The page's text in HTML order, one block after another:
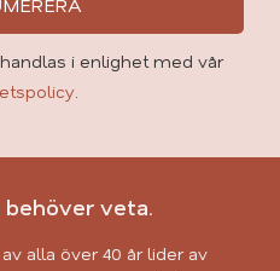
i enlighet med vår
.
veta.
alla över 40 år lider av